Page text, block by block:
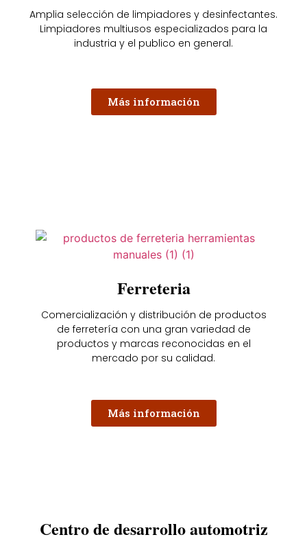
Amplia selección de limpiadores y desinfectantes.
Limpiadores multiusos especializados para la
industria y el publico en general.
Más información
Ferreteria
Comercialización y distribución de productos
de ferretería con una gran variedad de
productos y marcas reconocidas en el
mercado por su calidad.
Más información
Centro de desarrollo automotriz